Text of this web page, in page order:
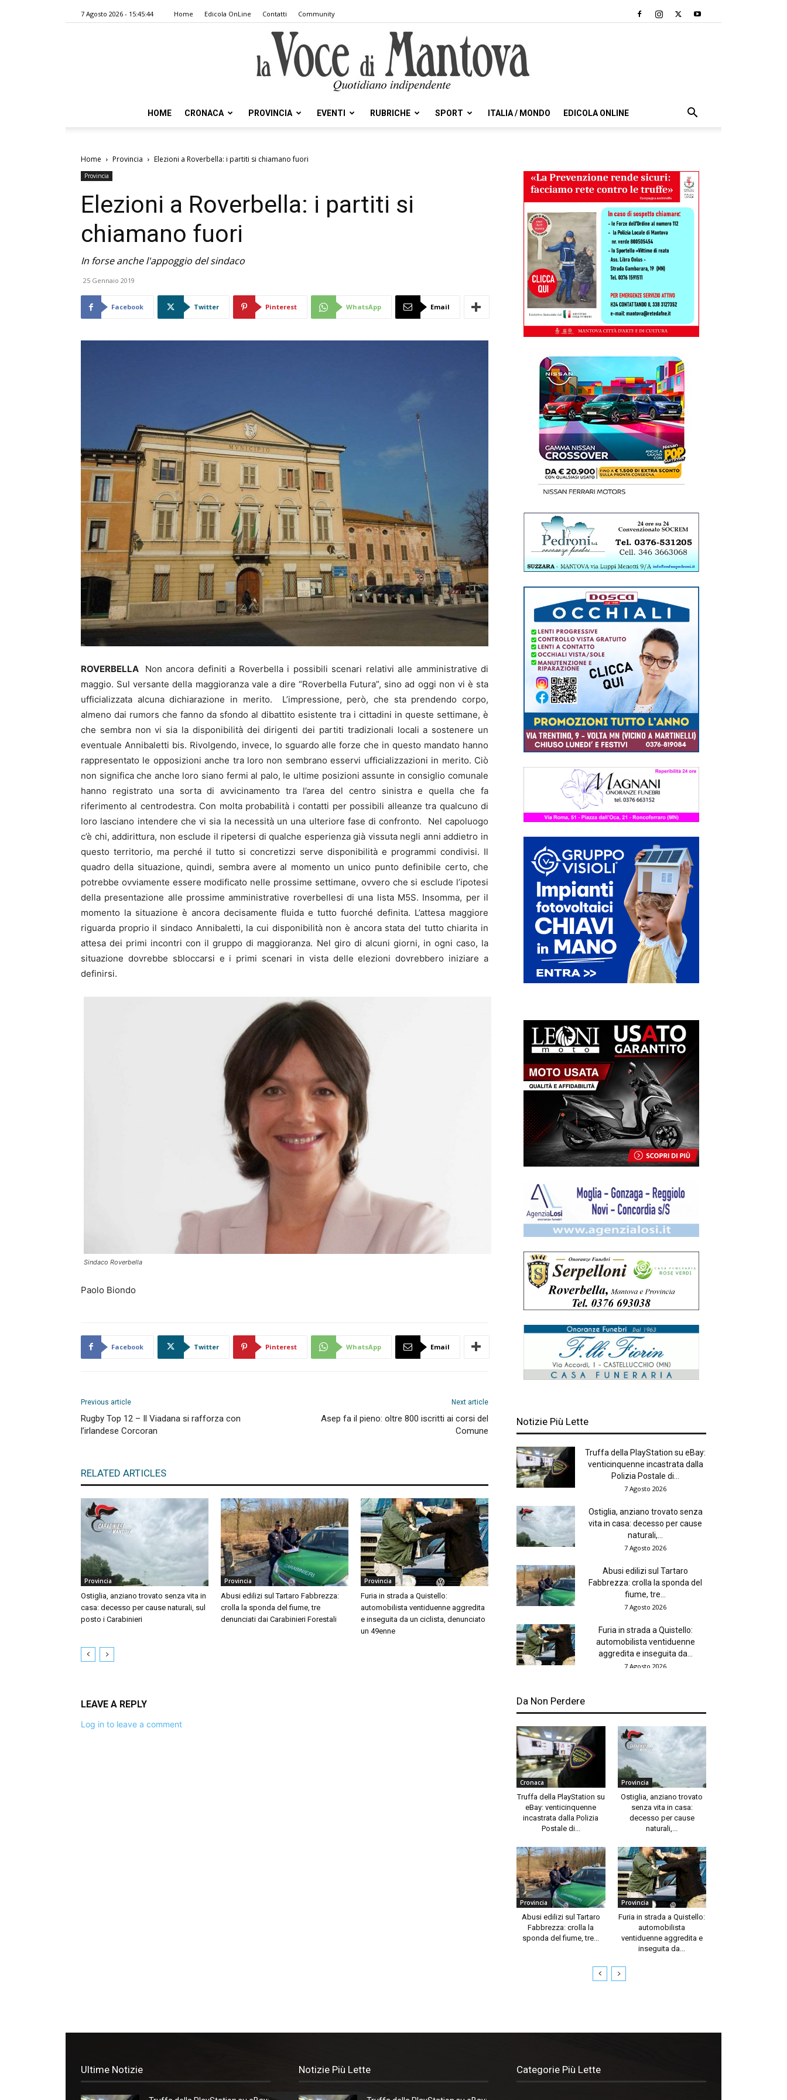
7 Agosto 2026 - 15:45:44 Home Edicola OnLine Contatti Community
Voce
HOME CRONACA PROVINCIA EVENTI RUBRICHE SPORT ITALIA / MONDO EDICOLA ONLINE
Home Provincia Elezioni a Roverbella: i partiti si chiamano fuori
Provincia
Elezioni a Roverbella: i partiti si
chiamano fuori
In forse anche l'appoggio del sindaco
25 Gennaio 2019
Facebook Twitter Pinterest WhatsApp Email
ROVERBELLA Non ancora definiti a Roverbella i possibili scenari relativi alle amministrative di
maggio. Sul versante della maggioranza vale a dire “Roverbella Futura”, sino ad oggi non vi è sta
ufficializzata alcuna dichiarazione in merito. L’impressione, però, che sta prendendo corpo,
almeno dai rumors che fanno da sfondo al dibattito esistente tra i cittadini in queste settimane, è
che sembra non vi sia la disponibilità dei dirigenti dei partiti tradizionali locali a sostenere un
eventuale Annibaletti bis. Rivolgendo, invece, lo sguardo alle forze che in questo mandato hanno
rappresentato le opposizioni anche tra loro non sembrano esservi ufficializzazioni in merito. Ciò
non significa che anche loro siano fermi al palo, le ultime posizioni assunte in consiglio comunale
hanno registrato una sorta di avvicinamento tra l’area del centro sinistra e quella che fa
riferimento al centrodestra. Con molta probabilità i contatti per possibili alleanze tra qualcuno di
loro lasciano intendere che vi sia la necessità un una ulteriore fase di confronto. Nel capoluogo
c’è chi, addirittura, non esclude il ripetersi di qualche esperienza già vissuta negli anni addietro in
questo territorio, ma perché il tutto si concretizzi serve disponibilità e programmi condivisi. Il
quadro della situazione, quindi, sembra avere al momento un unico punto definibile certo, che
potrebbe ovviamente essere modificato nelle prossime settimane, ovvero che si esclude l’ipotesi
della presentazione alle prossime amministrative roverbellesi di una lista M5S. Insomma, per il
momento la situazione è ancora decisamente fluida e tutto fuorché definita. L’attesa maggiore
riguarda proprio il sindaco Annibaletti, la cui disponibilità non è ancora stata del tutto chiarita in
attesa dei primi incontri con il gruppo di maggioranza. Nel giro di alcuni giorni, in ogni caso, la
situazione dovrebbe sbloccarsi e i primi scenari in vista delle elezioni dovrebbero iniziare a
definirsi.
Sindaco Roverbella
Paolo Biondo
Facebook Twitter Pinterest WhatsApp Email
Previous article
Rugby Top 12 – Il Viadana si rafforza con
l’irlandese Corcoran
Next article
Asep fa il pieno: oltre 800 iscritti ai corsi del
Comune
RELATED ARTICLES
Provincia
Ostiglia, anziano trovato senza vita in
casa: decesso per cause naturali, sul
posto i Carabinieri
Provincia
Abusi edilizi sul Tartaro Fabbrezza:
crolla la sponda del fiume, tre
denunciati dai Carabinieri Forestali
Provincia
Furia in strada a Quistello:
automobilista ventiduenne aggredita
e inseguita da un ciclista, denunciato
un 49enne
LEAVE A REPLY
Log in to leave a comment
Notizie Più Lette
Truffa della PlayStation su eBay:
venticinquenne incastrata dalla
Polizia Postale di...
7 Agosto 2026
Ostiglia, anziano trovato senza
vita in casa: decesso per cause
naturali,...
7 Agosto 2026
Abusi edilizi sul Tartaro
Fabbrezza: crolla la sponda del
fiume, tre...
7 Agosto 2026
Furia in strada a Quistello:
automobilista ventiduenne
aggredita e inseguita da...
7 Agosto 2026
Da Non Perdere
Cronaca
Truffa della PlayStation su
eBay: venticinquenne
incastrata dalla Polizia
Postale di...
Provincia
Ostiglia, anziano trovato
senza vita in casa:
decesso per cause
naturali,...
Provincia
Abusi edilizi sul Tartaro
Fabbrezza: crolla la
sponda del fiume, tre...
Provincia
Furia in strada a Quistello:
automobilista
ventiduenne aggredita e
inseguita da...
Ultime Notizie Notizie Più Lette Categorie Più Lette